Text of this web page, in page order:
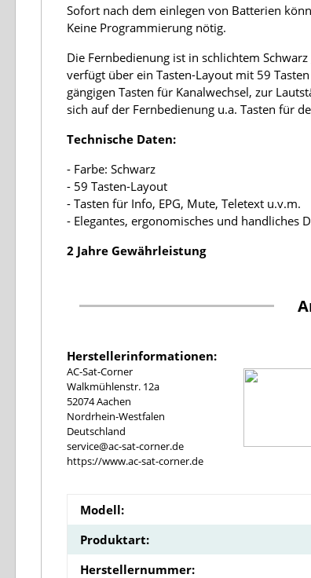
Sofort nach dem einlegen von Batterien
Keine Programmierung nötig.
Die Fernbedienung ist in schlichtem
verfügt über ein Tasten-Layout mit 59
gängigen Tasten für Kanalwechsel, zur
sich auf der Fernbedienung u.a. Tasten für
Technische Daten:
- Farbe: Schwarz
- 59 Tasten-Layout
- Tasten für Info, EPG, Mute, Teletext u.v.m.
- Elegantes, ergonomisches und handliches
2 Jahre Gewährleistung
Herstellerinformationen:
AC-Sat-Corner
Walkmühlenstr. 12a
52074 Aachen
Nordrhein-Westfalen
Deutschland
service@ac-sat-corner.de
https://www.ac-sat-corner.de
Modell:
Produktart:
Herstellernummer: